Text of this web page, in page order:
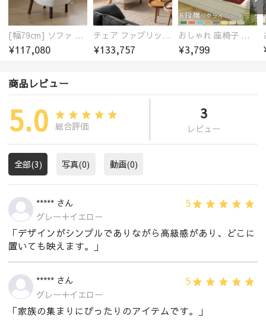
[幅79cm] ソファ 1人掛け 北欧 シープボア おしゃれ
¥117,080
チェア ファブリック 椅子 ホワイト 無垢材
¥133,757
おしゃれ 座椅子 座イス かわいい ソファー 棉麻張地 グリーン オレンジ ブルー ブラウン グレー ベージュ
¥3,799
商品レビュー
5.0 総合評価
3
レビュー
全部(3) 写真(0) 動画(0)
***** さん 5
グレー＋イエロー
「デザインがシンプルでありながら高級感があり、どこに
置いても映えます。」
***** さん 5
グレー＋イエロー
「家族の集まりにぴったりのアイテムです。」